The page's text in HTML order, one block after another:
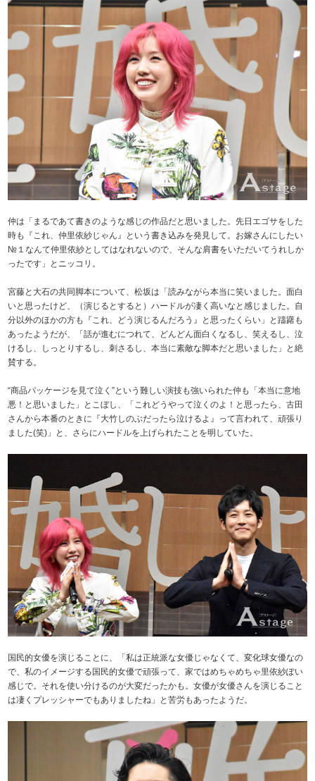
仲は「まるであて書きのような感じの作品だと思いました。先日エゴサをした
時も『これ、仲里依紗じゃん』という書き込みを発見して。お嫁さんにしたい
№１なんて仲里依紗としてはなれないので、そんな肩書をいただいてうれしか
ったです」とニッコリ。
宮藤と大石の共同脚本について、松坂は「読みながら本当に笑いました。面白
いと思ったけど、（演じるとすると）ハードルが凄く高いなと感じました。自
分以外のほかの方も『これ、どう演じるんだろう』と思ったくらい」と躊躇も
あったようだが、「話が進むにつれて、どんどん面白くなるし、笑えるし、泣
けるし、しっとりするし、刺さるし、本当に素敵な脚本だと思いました」と絶
賛する。
“商品パッケージを見て泣く”という難しい演技も強いられた仲も「本当に意地
悪！と思いました」とこぼし、「これどうやって泣くのよ！と思ったら、古田
さんから本番のときに『大竹しのぶだったら泣けるよ』って言われて、頑張り
ました(笑)」と、さらにハードルを上げられたことを明していた。
国民的女優を演じることに、「私は正統派な女優じゃなくて、変化球女優なの
で、私のイメージする国民的女優で頑張って、家ではめちゃめちゃ里依紗ぽい
感じで。それを使い分けるのが大変だったかも。女優が女優さんを演じること
は凄くプレッシャーでもありましたね」と苦労もあったようだ。